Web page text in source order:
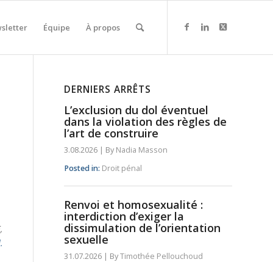
Équipe À propos
DERNIERS ARRÊTS
L’exclusion du dol éventuel
dans la violation des règles de
l’art de construire
3.08.2026 | By Nadia Masson
Posted in: Droit pénal
Renvoi et homosexualité :
interdiction d’exiger la
dissimulation de l’orientation
sexuelle
31.07.2026 | ByTimothée Pellouchoud